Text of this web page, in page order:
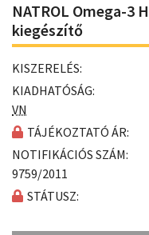
NATROL Omega-3
kiegészítő
KISZERELÉS:
KIADHATÓSÁG:
VN
TÁJÉKOZTATÓ ÁR:
NOTIFIKÁCIÓS SZÁM:
9759/2011
STÁTUSZ: